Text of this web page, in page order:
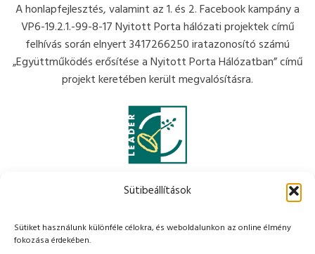
Sütibeállítások
Sütiket használunk különféle célokra, és weboldalunkon az online élmény
fokozása érdekében.
A honlapfejlesztés, valamint az 1. és 2. Facebook kampány a
VP6-19.2.1.-99-8-17 Nyitott Porta hálózati projektek című
felhívás során elnyert 3417266250 iratazonosító számú
„Együttműködés erősítése a Nyitott Porta Hálózatban” című
projekt keretében került megvalósításra.